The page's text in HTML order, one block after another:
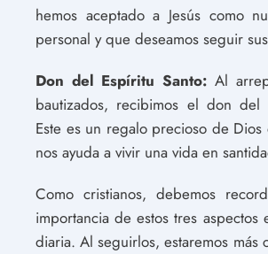
hemos aceptado a Jesús como
personal y que deseamos seguir
Don del Espíritu Santo: Al
bautizados, recibimos el don del
Este es un regalo precioso de
nos ayuda a vivir una vida en
Como cristianos, debemos
importancia de estos tres aspectos
diaria. Al seguirlos, estaremos más